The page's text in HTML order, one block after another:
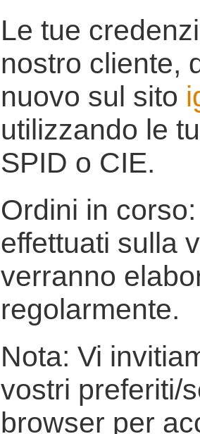
Le tue
nostro cliente,
nuovo sul sito
utilizzando le
SPID o CIE.
Ordini in
effettuati sulla
verranno
regolarmente.
Nota: Vi
vostri preferiti/
browser per